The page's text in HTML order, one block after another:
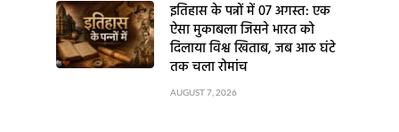
इतिहास के पन्नों में 07 अगस्त: एक
ऐसा मुकाबला जिसने भारत को
दिलाया विश्व खिताब, जब आठ घंटे
तक चला रोमांच
AUGUST 7, 2026